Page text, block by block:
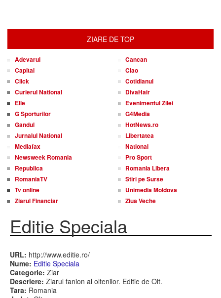
ZIARE DE TOP
Adevarul
Cancan
Capital
Ciao
Click
Cotidianul
Curierul National
DivaHair
Elle
Evenimentul Zilei
G Sporturilor
G4Media
Gandul
HotNews.ro
Jurnalul National
Libertatea
Mediafax
National
Newsweek Romania
Pro Sport
Republica
Romania Libera
RomaniaTV
Stiri pe Surse
Tv online
Unimedia Moldova
Ziarul Financiar
Ziua Veche
Editie Speciala
URL: http://www.editie.ro/
Nume: Editie Speciala
Categorie: Ziar
Descriere: Ziarul fanion al oltenilor. Editie de Olt.
Tara: Romania